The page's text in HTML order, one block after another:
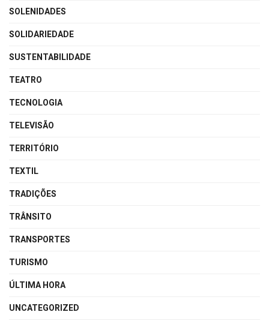
SOLENIDADES
SOLIDARIEDADE
SUSTENTABILIDADE
TEATRO
TECNOLOGIA
TELEVISÃO
TERRITÓRIO
TEXTIL
TRADIÇÕES
TRÂNSITO
TRANSPORTES
TURISMO
ÚLTIMA HORA
UNCATEGORIZED